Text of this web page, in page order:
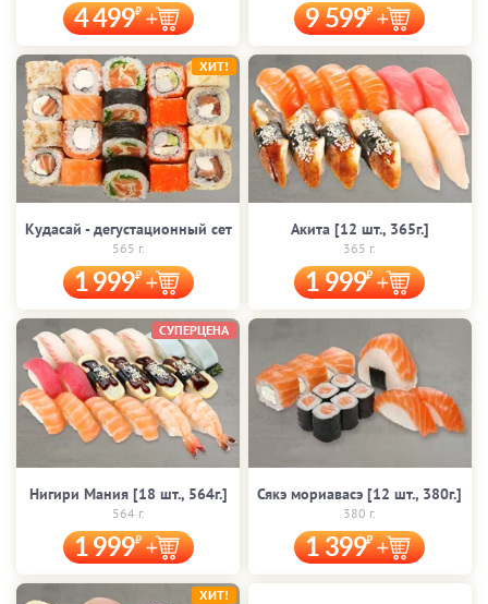
4 499 9 599
Кудасай - дегустационный сет
565 г.
1 999
ХИТ!
Акита [12 шт., 365г.]
365 г.
1 999
Нигири Мания [18 шт., 564г.]
564 г.
1 999
СУПЕРЦЕНА
Сякэ мориавасэ [12 шт., 380г.]
380 г.
1 399
ХИТ!